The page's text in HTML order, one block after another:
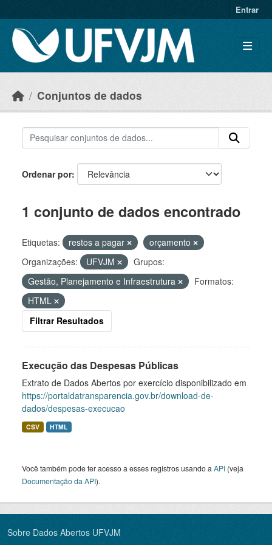
Entrar
Conjuntos de dados
Ordenar por
1 conjunto de dados encontrado
Etiquetas: restos a pagar
orçamento
Organizações:
UFVJM
Grupos:
Gestão, Planejamento e Infraestrutura
Formatos:
HTML
Filtrar Resultados
Execução das Despesas Públicas
Extrato de Dados Abertos por exercício disponibilizado em
https://portaldatransparencia.gov.br/download-de-
dados/despesas-execucao
CSV HTML
Você também pode ter acesso a esses registros usando a API (veja
Documentação da API).
Sobre Dados Abertos UFVJM